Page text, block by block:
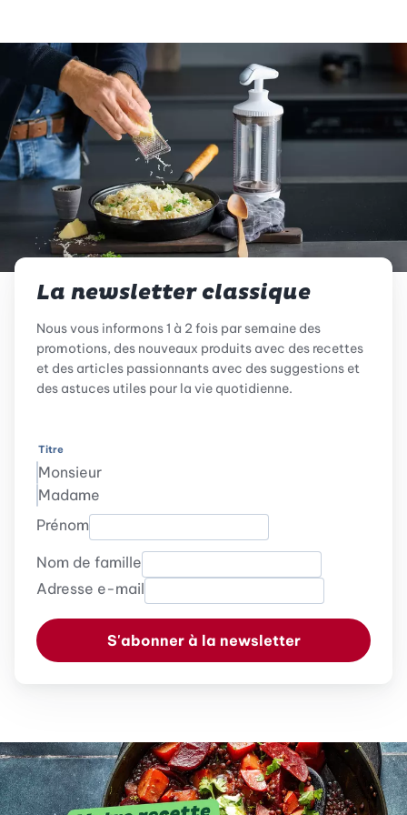
La newsletter classique
Nous vous informons 1 à 2 fois par semaine des
promotions, des nouveaux produits avec des recettes
et des articles passionnants avec des suggestions et
des astuces utiles pour la vie quotidienne.
Titre
Monsieur
Madame
Prénom
Nom de famille
Adresse e-mail
S'abonner à la newsletter